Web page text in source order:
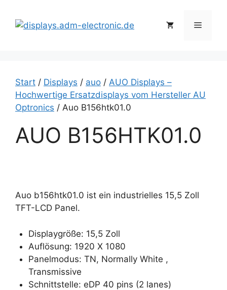
Inhalt
springen
Menü
Start / Displays / auo / AUO Displays –
Hochwertige Ersatzdisplays vom Hersteller AU
Optronics / Auo B156htk01.0
AUO B156HTK01.0
Auo b156htk01.0 ist ein industrielles 15,5 Zoll
TFT-LCD Panel.
Displaygröße: 15,5 Zoll
Auflösung: 1920 X 1080
Panelmodus: TN, Normally White ,
Transmissive
Schnittstelle: eDP 40 pins (2 lanes)